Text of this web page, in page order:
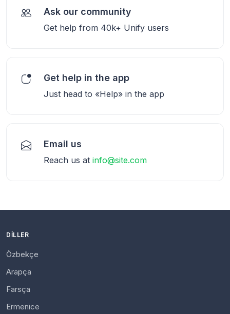
Ask our community
Get help from 40k+ Unify users
Get help in the app
Just head to «Help» in the app
Email us
Reach us at info@site.com
DILLER
Özbekçe
Arapça
Farsça
Ermenice